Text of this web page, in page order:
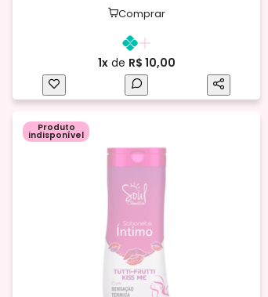
Comprar
1xde R$ 10,00
Produto
indisponível